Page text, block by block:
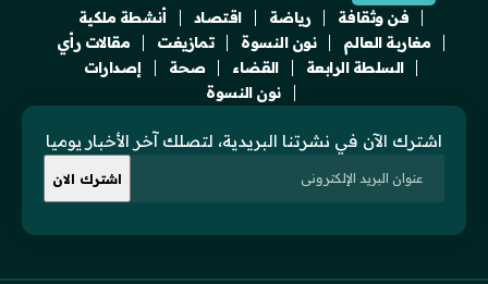
فن وثقافة
رياضة اقتصاد
أنشطة ملكية
مغاربة العالم
نون النسوة تمازيغت
مقالات رأي
السلطة الرابعة
القضاء صحة
إصدارات
نون النسوة
اشترك الآن في نشرتنا البريدية، لتصلك آخر الأخبار يوميا